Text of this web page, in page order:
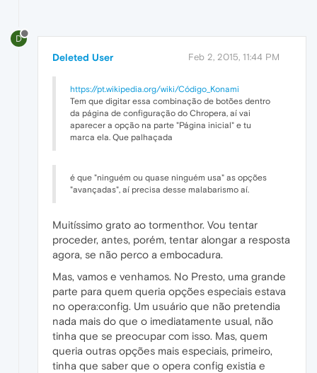
D
Deleted User Feb 2, 2015, 11:44 PM
https://pt.wikipedia.org/wiki/Código_Konami
Tem que digitar essa combinação de botões dentro
da página de configuração do Chropera, aí vai
aparecer a opção na parte "Página inicial" e tu
marca ela. Que palhaçada
é que "ninguém ou quase ninguém usa" as opções
"avançadas", aí precisa desse malabarismo aí.
Muitíssimo grato ao tormenthor. Vou tentar
proceder, antes, porém, tentar alongar a resposta
agora, se não perco a embocadura.
Mas, vamos e venhamos. No Presto, uma grande
parte para quem queria opções especiais estava
no opera:config. Um usuário que não pretendia
nada mais do que o imediatamente usual, não
tinha que se preocupar com isso. Mas, quem
queria outras opções mais especiais, primeiro,
tinha que saber que o opera config existia e